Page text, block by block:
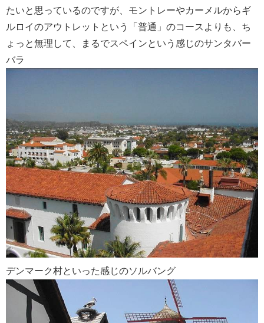
たいと思っているのですが、モントレーやカーメルからギ
ルロイのアウトレットという「普通」のコースよりも、ち
ょっと無理して、まるでスペインという感じのサンタバー
バラ
デンマーク村といった感じのソルバング